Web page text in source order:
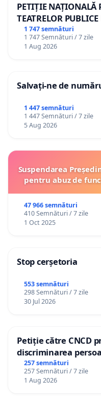
PETIȚIE NAȚIONALĂ
TEATRELOR
ROMÂNIA
1 747 semnături
1 747 Semnături / 7 zile
1 Aug 2026
Salvați-ne de
1 447 semnături
1 447 Semnături / 7 zile
5 Aug 2026
Suspendarea
pentru abuz de
47 966 semnături
410 Semnături / 7 zile
1 Oct 2025
Stop cerșetoria
553 semnături
298 Semnături / 7 zile
30 Jul 2026
Petiție către CNCD
discriminarea
către utilizatorul
257 semnături
257 Semnături / 7 zile
1 Aug 2026